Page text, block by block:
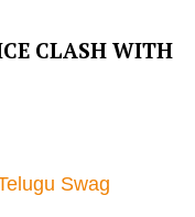
CLASH WITH
Swag